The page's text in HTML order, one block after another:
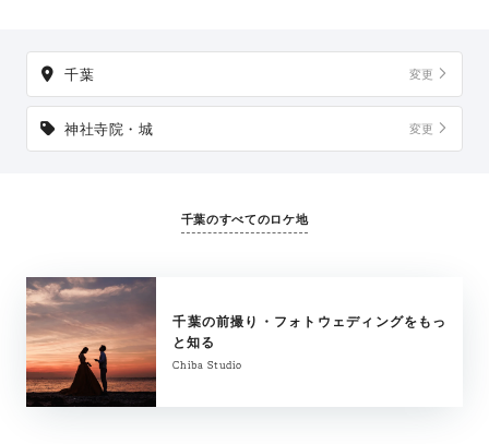
千葉 変更
神社寺院・城 変更
千葉のすべてのロケ地
千葉の前撮り・フォトウェディングをもっ
と知る
Chiba Studio